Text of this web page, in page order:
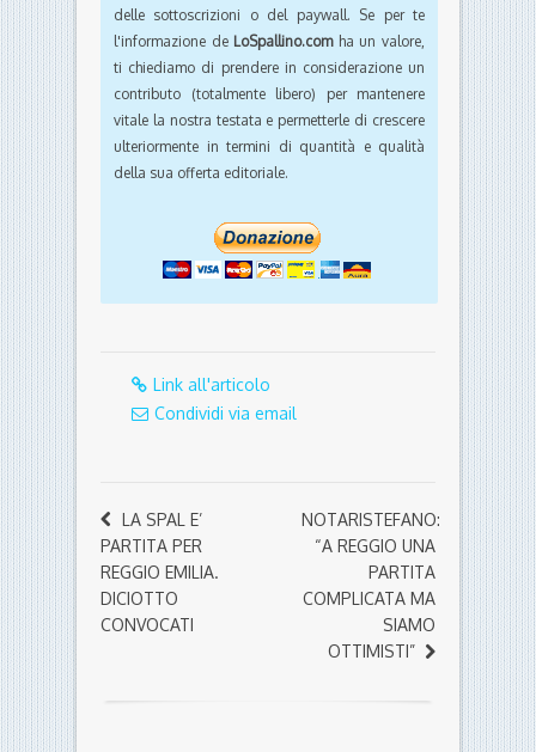
delle sottoscrizioni o del paywall. Se per te
l'informazione de LoSpallino.comha un valore,
ti chiediamo di prendere in considerazione un
contributo (totalmente libero) per mantenere
vitale la nostra testata e permetterle di crescere
ulteriormente in termini di quantità e qualità
della sua offerta editoriale.
Link all'articolo
Condividi via email
LA SPAL E’
PARTITA PER
REGGIO EMILIA.
DICIOTTO
CONVOCATI
NOTARISTEFANO:
“A REGGIO UNA
PARTITA
COMPLICATA MA
SIAMO
OTTIMISTI”